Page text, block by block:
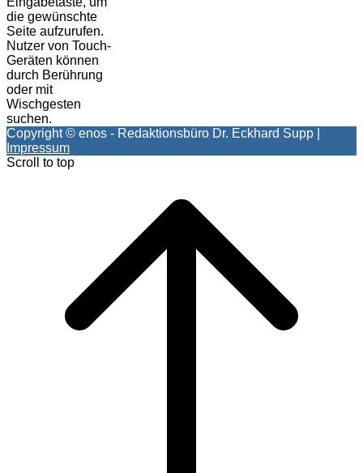
die gewünschte
Seite aufzurufen.
Nutzer von Touch-
Geräten können
durch Berührung
oder mit
Wischgesten
suchen.
Copyright © enos - Redaktionsbüro Dr. Eckhard Supp |
Impressum
Scroll to top